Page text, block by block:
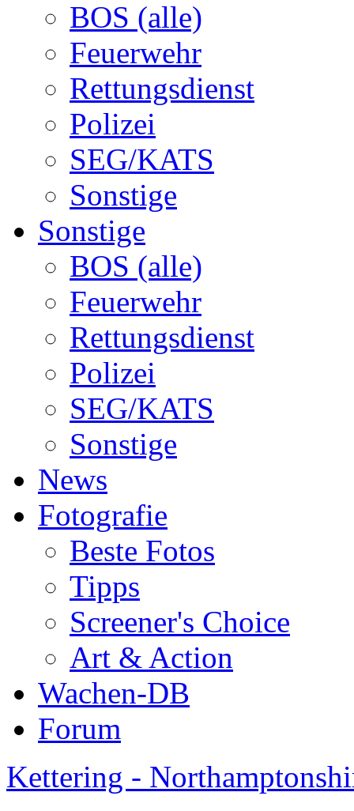
BOS (alle)
Feuerwehr
Rettungsdienst
Polizei
SEG/KATS
Sonstige
Sonstige
BOS (alle)
Feuerwehr
Rettungsdienst
Polizei
SEG/KATS
Sonstige
News
Fotografie
Beste Fotos
Tipps
Screener's Choice
Art & Action
Wachen-DB
Forum
Kettering -